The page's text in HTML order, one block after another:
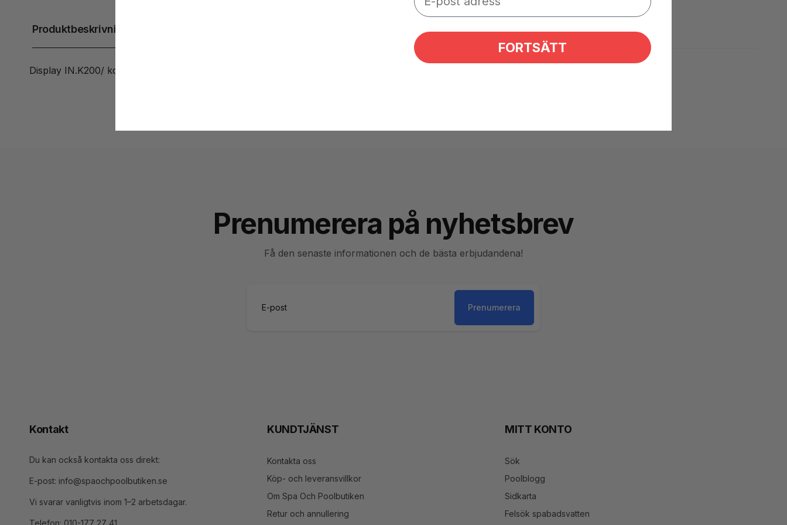
Produktbeskrivning
Display IN.K200/ kontrollpanel till Gecko IN.CLEAR saltbrominator till Spabad.
Prenumerera på nyhetsbrev
Få den senaste informationen och de bästa erbjudandena!
Prenumerera
Kontakt
Du kan också kontakta oss direkt:
E-post: info@spaochpoolbutiken.se
Vi svarar vanligtvis inom 1–2 arbetsdagar.
Telefon: 010-177 27 41
KUNDTJÄNST
Kontakta oss
Köp- och leveransvillkor
Om Spa Och Poolbutiken
Retur och annullering
MITT KONTO
Sök
Poolblogg
Sidkarta
Felsök spabadsvatten
FORTSÄTT